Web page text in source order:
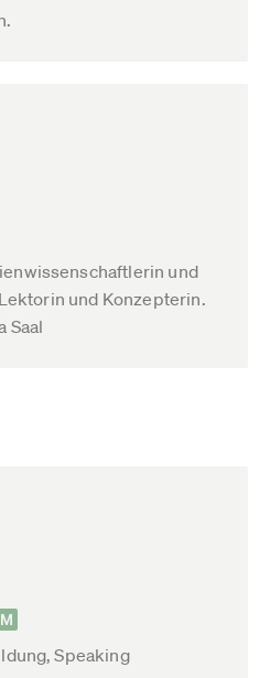
und
und Konzepterin.
Saal
Speaking